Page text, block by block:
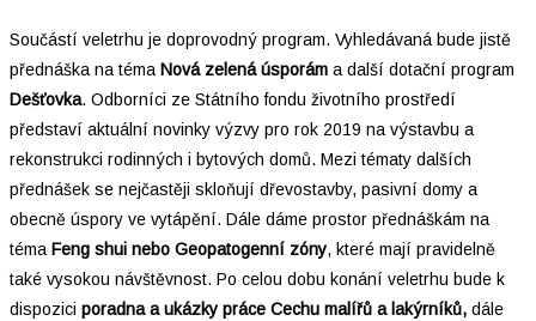
Součástí veletrhu je doprovodný program. Vyhledávaná bude jistě
přednáška na témaNová zelená úsporám a další dotační program
Dešťovka. Odborníci ze Státního fondu životního prostředí
představí aktuální novinky výzvy pro rok 2019 na výstavbu a
rekonstrukci rodinných i bytových domů. Mezi tématy dalších
přednášek se nejčastěji skloňují dřevostavby, pasivní domy a
obecně úspory ve vytápění. Dále dáme prostor přednáškám na
témaFeng shui nebo Geopatogenní zóny, které mají pravidelně
také vysokou návštěvnost. Po celou dobu konání veletrhu bude k
dispozici poradna a ukázky práce Cechu malířů a lakýrníků, dále